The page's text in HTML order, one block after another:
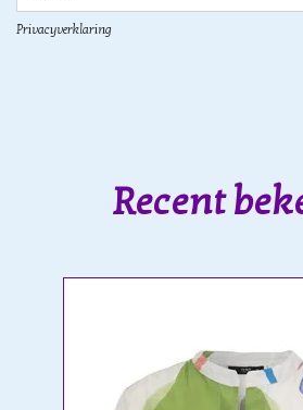
Privacyverklaring
Recent